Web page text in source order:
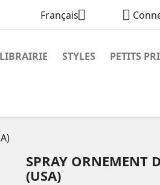
Français 
LIBRAIRIE STYLES PETITS
SPRAY ORNEMENT
(USA)